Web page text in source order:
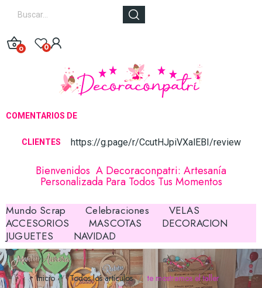
0 0
COMENTARIOS DE
CLIENTES https://g.page/r/CcutHJpiVXalEBI/review
Bienvenidos A Decoraconpatri: Artesanía
Personalizada Para Todos Tus Momentos
Mundo Scrap Celebraciones
VELAS
ACCESORIOS
MASCOTAS
DECORACION
JUGUETES
NAVIDAD
Inicio Todos los artículos te mostramos el taller